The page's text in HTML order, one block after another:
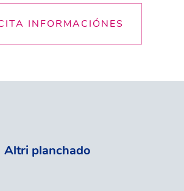
INFORMACIÓNES
Altri planchado